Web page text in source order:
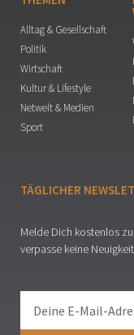
Alltag & Gesellschaft
Politik
Wirtschaft
Kultur & Lifestyle
Netwelt & Medien
Sport
TÄGLICHER
Melde Dich kostenlos
verpasse keine